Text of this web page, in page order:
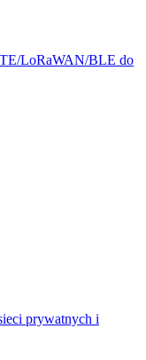
LoRaWAN/BLE do
prywatnych i